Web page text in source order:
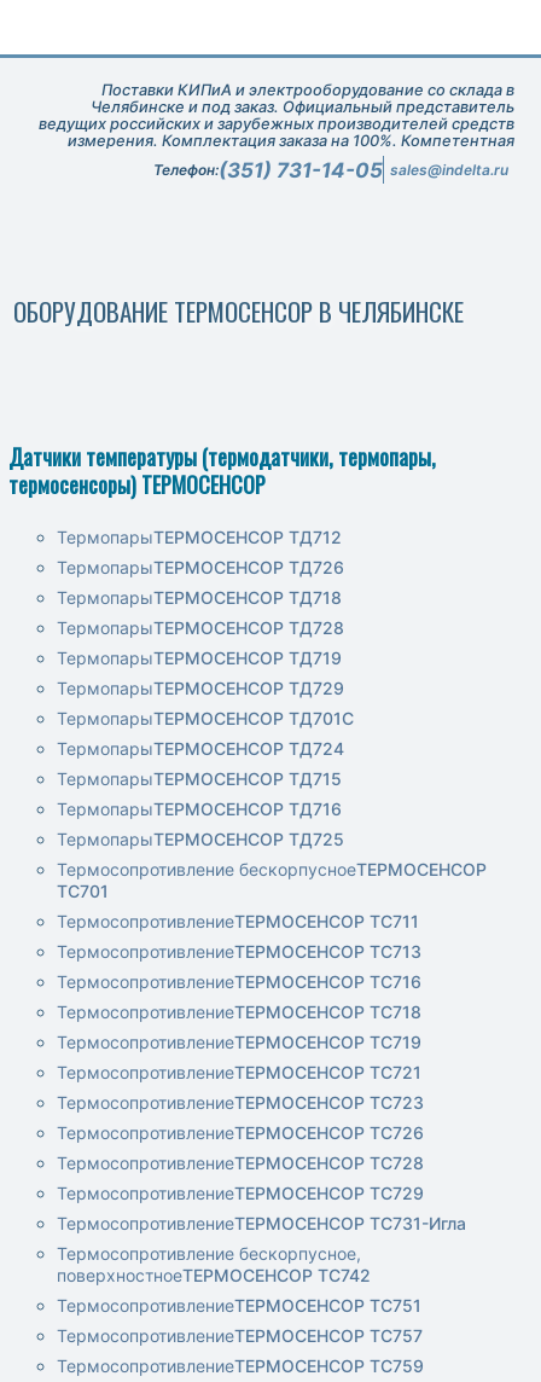
Поставки КИПиА и электрооборудование со склада в
Челябинске и под заказ. Официальный представитель
ведущих российских и зарубежных производителей средств
измерения. Комплектация заказа на 100%. Компетентная
техническая поддержка при подборе оборудования.
Телефон:(351) 731-14-05 sales@indelta.ru
ОБОРУДОВАНИЕ ТЕРМОСЕНСОР В ЧЕЛЯБИНСКЕ
Датчики температуры (термодатчики, термопары,
термосенсоры) ТЕРМОСЕНСОР
ТермопарыТЕРМОСЕНСОР ТД712
ТермопарыТЕРМОСЕНСОР ТД726
ТермопарыТЕРМОСЕНСОР ТД718
ТермопарыТЕРМОСЕНСОР ТД728
ТермопарыТЕРМОСЕНСОР ТД719
ТермопарыТЕРМОСЕНСОР ТД729
ТермопарыТЕРМОСЕНСОР ТД701С
ТермопарыТЕРМОСЕНСОР ТД724
ТермопарыТЕРМОСЕНСОР ТД715
ТермопарыТЕРМОСЕНСОР ТД716
ТермопарыТЕРМОСЕНСОР ТД725
Термосопротивление бескорпусноеТЕРМОСЕНСОР
ТС701
ТермосопротивлениеТЕРМОСЕНСОР ТС711
ТермосопротивлениеТЕРМОСЕНСОР ТС713
ТермосопротивлениеТЕРМОСЕНСОР ТС716
ТермосопротивлениеТЕРМОСЕНСОР ТС718
ТермосопротивлениеТЕРМОСЕНСОР ТС719
ТермосопротивлениеТЕРМОСЕНСОР ТС721
ТермосопротивлениеТЕРМОСЕНСОР ТС723
ТермосопротивлениеТЕРМОСЕНСОР ТС726
ТермосопротивлениеТЕРМОСЕНСОР ТС728
ТермосопротивлениеТЕРМОСЕНСОР ТС729
ТермосопротивлениеТЕРМОСЕНСОР ТС731-Игла
Термосопротивление бескорпусное,
поверхностноеТЕРМОСЕНСОР ТС742
ТермосопротивлениеТЕРМОСЕНСОР ТС751
ТермосопротивлениеТЕРМОСЕНСОР ТС757
ТермосопротивлениеТЕРМОСЕНСОР ТС759